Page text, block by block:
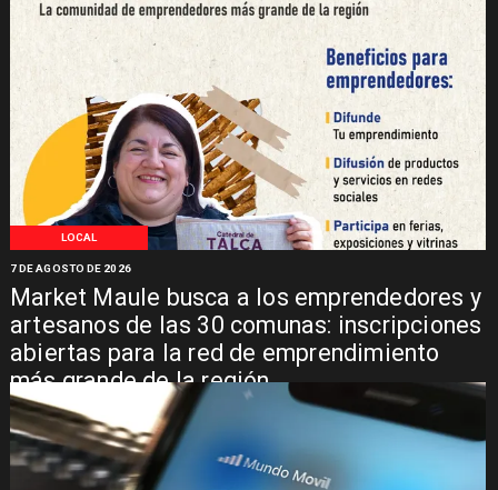
LOCAL
Market Maule busca a los emprendedores y
artesanos de las 30 comunas: inscripciones
abiertas para la red de emprendimiento
más grande de la región
7 DE AGOSTO DE 2026